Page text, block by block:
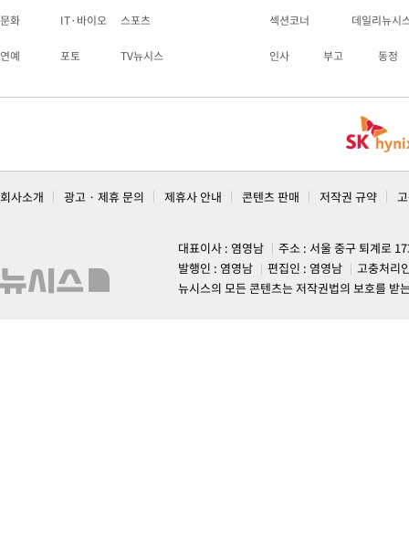
문화 IT·바이오 스포츠
연예 포토 TV뉴시스
섹션코너 데일리뉴시
인사 부고 동정
회사소개 광고 · 제휴 문의 제휴사 안내 콘텐츠 판매 저작권 규약
대표이사 : 염영남
주소 : 서울 중구 퇴계로
발행인 : 염영남
편집인 : 염영남
고충처리
뉴시스의 모든 콘텐츠는 저작권법의 보호를